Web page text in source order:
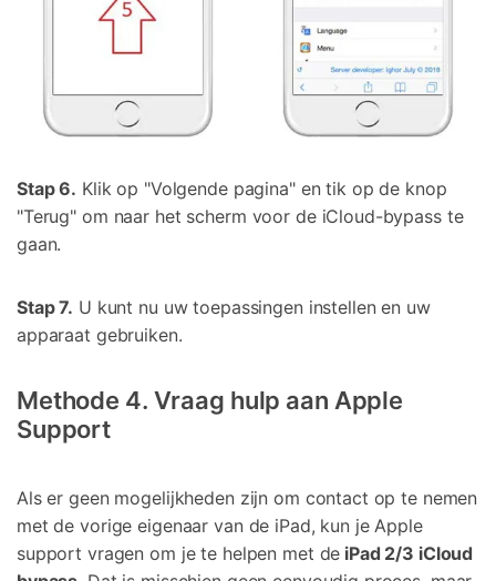
Stap 6. Klik op "Volgende pagina" en tik op de knop
"Terug" om naar het scherm voor de iCloud-bypass te
gaan.
Stap 7. U kunt nu uw toepassingen instellen en uw
apparaat gebruiken.
Methode 4. Vraag hulp aan Apple
Support
Als er geen mogelijkheden zijn om contact op te nemen
met de vorige eigenaar van de iPad, kun je Apple
support vragen om je te helpen met de iPad 2/3 iCloud